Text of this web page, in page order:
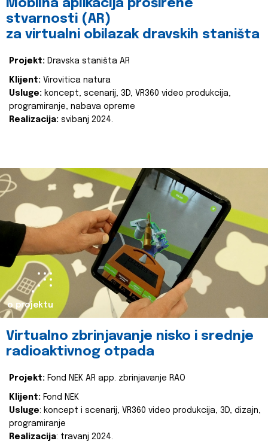
Mobilna aplikacija proširene
stvarnosti (AR)
za virtualni obilazak dravskih staništa
Projekt: Dravska staništa AR
Klijent: Virovitica natura
Usluge: koncept, scenarij, 3D, VR360 video produkcija,
programiranje, nabava opreme
Realizacija: svibanj 2024.
o projektu
Virtualno zbrinjavanje nisko i srednje
radioaktivnog otpada
Projekt: Fond NEK AR app. zbrinjavanje RAO
Klijent: Fond NEK
Usluge: koncept i scenarij, VR360 video produkcija, 3D, dizajn,
programiranje
Realizacija: travanj 2024.